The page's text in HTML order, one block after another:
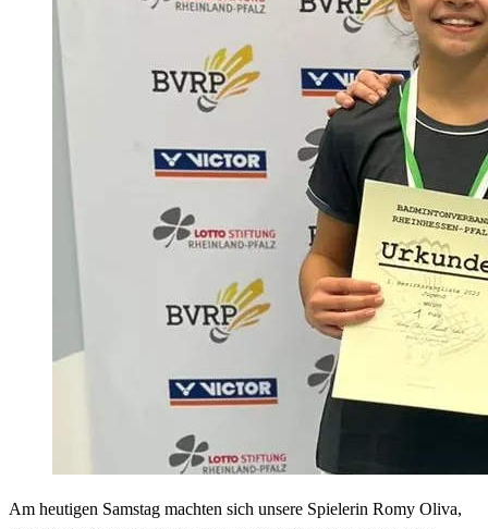
Am heutigen Samstag machten sich unsere Spielerin Romy Oliva,